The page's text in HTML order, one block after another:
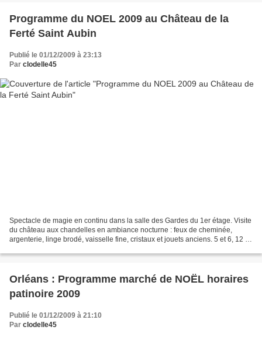
Programme du NOEL 2009 au Château de la
Ferté Saint Aubin
Publié le 01/12/2009 à 23:13
Par clodelle45
Spectacle de magie en continu dans la salle des Gardes du 1er étage. Visite
du château aux chandelles en ambiance nocturne : feux de cheminée,
argenterie, linge brodé, vaisselle fine, cristaux et jouets anciens. 5 et 6, 12 et
Orléans : Programme marché de NOËL horaires
patinoire 2009
Publié le 01/12/2009 à 21:10
Par clodelle45